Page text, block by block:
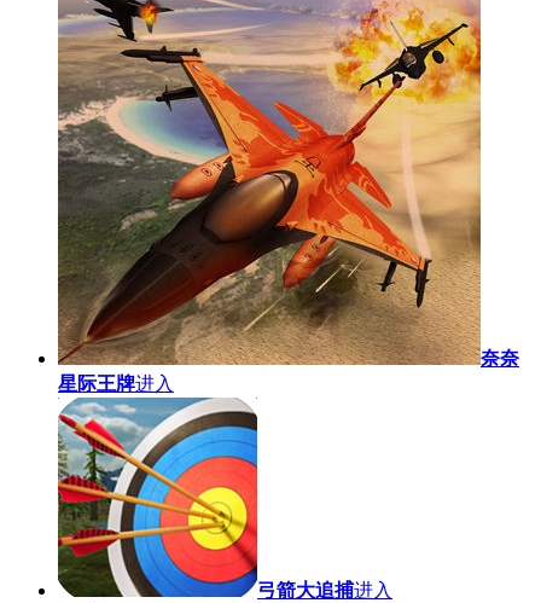
奈奈
星际王牌进入
弓箭大追捕进入